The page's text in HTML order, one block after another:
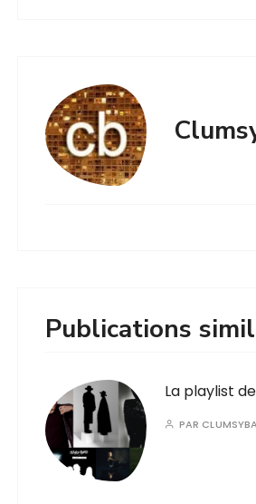
Publications
La playlist
PAR